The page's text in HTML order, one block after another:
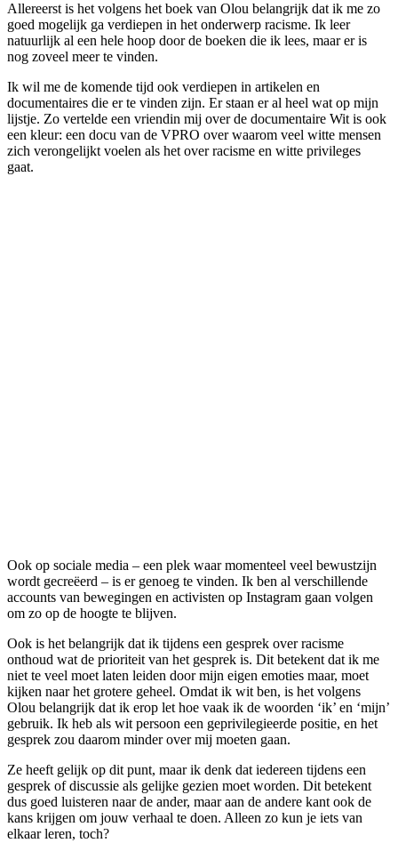
Allereerst is het volgens het boek van Olou belangrijk dat ik me zo
goed mogelijk ga verdiepen in het onderwerp racisme. Ik leer
natuurlijk al een hele hoop door de boeken die ik lees, maar er is
nog zoveel meer te vinden.
Ik wil me de komende tijd ook verdiepen in artikelen en
documentaires die er te vinden zijn. Er staan er al heel wat op mijn
lijstje. Zo vertelde een vriendin mij over de documentaire Wit is ook
een kleur: een docu van de VPRO over waarom veel witte mensen
zich verongelijkt voelen als het over racisme en witte privileges
gaat.
Ook op sociale media – een plek waar momenteel veel bewustzijn
wordt gecreëerd – is er genoeg te vinden. Ik ben al verschillende
accounts van bewegingen en activisten op Instagram gaan volgen
om zo op de hoogte te blijven.
Ook is het belangrijk dat ik tijdens een gesprek over racisme
onthoud wat de prioriteit van het gesprek is. Dit betekent dat ik me
niet te veel moet laten leiden door mijn eigen emoties maar, moet
kijken naar het grotere geheel. Omdat ik wit ben, is het volgens
Olou belangrijk dat ik erop let hoe vaak ik de woorden ‘ik’ en ‘mijn’
gebruik. Ik heb als wit persoon een geprivilegieerde positie, en het
gesprek zou daarom minder over mij moeten gaan.
Ze heeft gelijk op dit punt, maar ik denk dat iedereen tijdens een
gesprek of discussie als gelijke gezien moet worden. Dit betekent
dus goed luisteren naar de ander, maar aan de andere kant ook de
kans krijgen om jouw verhaal te doen. Alleen zo kun je iets van
elkaar leren, toch?